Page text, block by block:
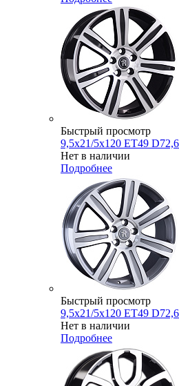
Быстрый просмотр
9,5x21/5x120 ET49
Нет в наличии
Подробнее
Быстрый просмотр
9,5x21/5x120 ET49
Нет в наличии
Подробнее